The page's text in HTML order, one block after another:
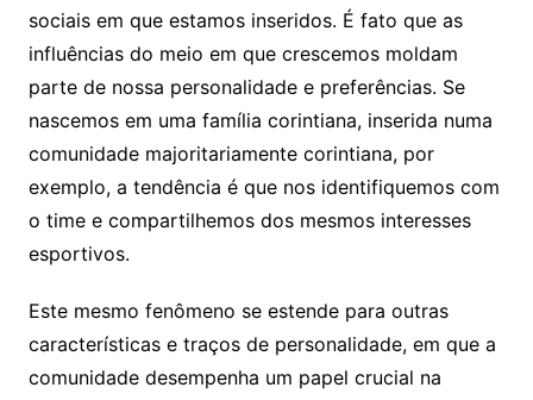
sociais em que estamos inseridos. É fato que as
influências do meio em que crescemos moldam
parte de nossa personalidade e preferências. Se
nascemos em uma família corintiana, inserida numa
comunidade majoritariamente corintiana, por
exemplo, a tendência é que nos identifiquemos com
o time e compartilhemos dos mesmos interesses
esportivos.
Este mesmo fenômeno se estende para outras
características e traços de personalidade, em que a
comunidade desempenha um papel crucial na